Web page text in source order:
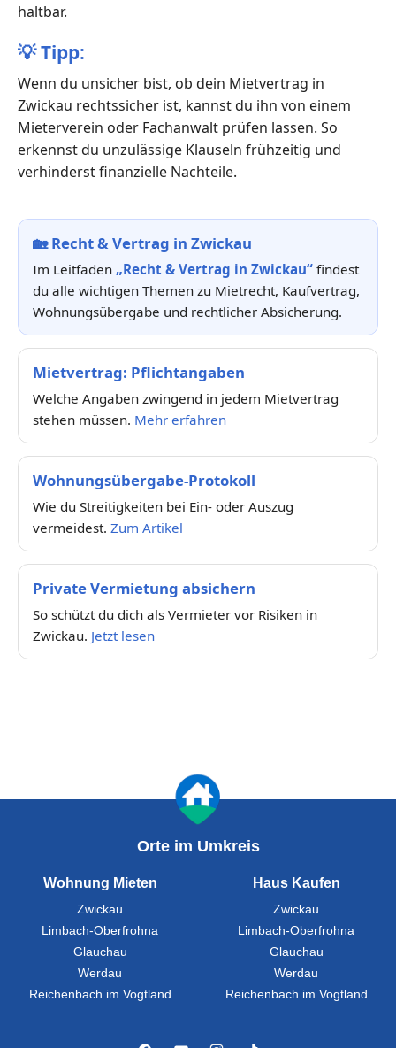
haltbar.
💡Tipp:
Wenn du unsicher bist, ob dein Mietvertrag in
Zwickau rechtssicher ist, kannst du ihn von einem
Mieterverein oder Fachanwalt prüfen lassen. So
erkennst du unzulässige Klauseln frühzeitig und
verhinderst finanzielle Nachteile.
🏡Recht & Vertrag in Zwickau
Im Leitfaden „Recht & Vertrag in Zwickau“ findest
du alle wichtigen Themen zu Mietrecht, Kaufvertrag,
Wohnungsübergabe und rechtlicher Absicherung.
Mietvertrag: Pflichtangaben
Welche Angaben zwingend in jedem Mietvertrag
stehen müssen. Mehr erfahren
Wohnungsübergabe-Protokoll
Wie du Streitigkeiten bei Ein- oder Auszug
vermeidest. Zum Artikel
Private Vermietung absichern
So schützt du dich als Vermieter vor Risiken in
Zwickau. Jetzt lesen
Orte im Umkreis
Wohnung Mieten
Zwickau
Limbach-Oberfrohna
Glauchau
Werdau
Reichenbach im Vogtland
Haus Kaufen
Zwickau
Limbach-Oberfrohna
Glauchau
Werdau
Reichenbach im Vogtland